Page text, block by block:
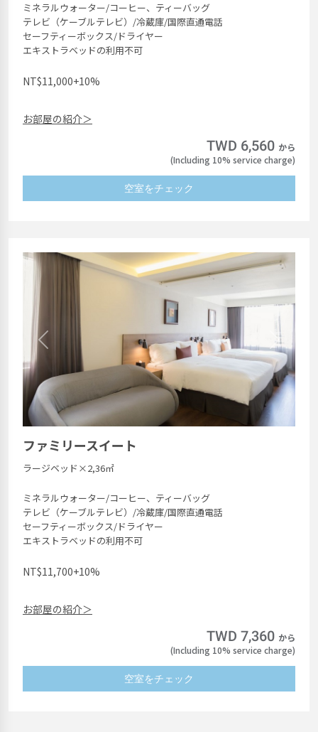
ミネラルウォーター/コーヒー、ティーバッグ
テレビ（ケーブルテレビ）/冷蔵庫/国際直通電話
セーフティーボックス/ドライヤー
エキストラベッドの利用不可
NT$11,000+10%
お部屋の紹介＞
TWD 6,560 から
(Including 10% service charge)
空室をチェック
Previous Next
ファミリースイート
ラージベッド×2,36㎡
ミネラルウォーター/コーヒー、ティーバッグ
テレビ（ケーブルテレビ）/冷蔵庫/国際直通電話
セーフティーボックス/ドライヤー
エキストラベッドの利用不可
NT$11,700+10%
お部屋の紹介＞
TWD 7,360 から
(Including 10% service charge)
空室をチェック